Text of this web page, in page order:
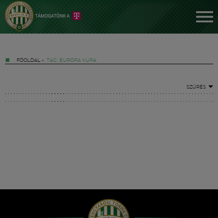
FŐOLDAL » TAG: EURÓPA KUPA
SZŰRÉS
Hírek